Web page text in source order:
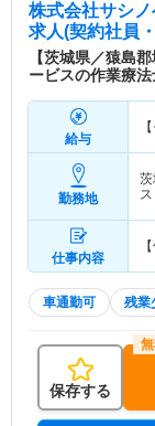
株式会社サシ
求人(契約社員
【茨城県／猿島
ービスの作業療
給与
勤務地
ス
仕事内容
車通勤可 残業
保存する